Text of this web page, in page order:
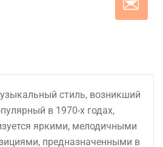
стиль, возникший
в 1970-х годах,
яркими, мелодичными
предназначенными в